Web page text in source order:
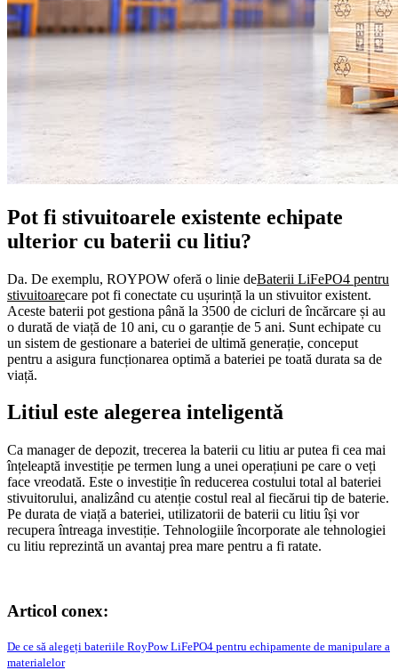
Pot fi stivuitoarele existente echipate
ulterior cu baterii cu litiu?
Da. De exemplu, ROYPOW oferă o linie deBaterii LiFePO4 pentru
stivuitoarecare pot fi conectate cu ușurință la un stivuitor existent.
Aceste baterii pot gestiona până la 3500 de cicluri de încărcare și au
o durată de viață de 10 ani, cu o garanție de 5 ani. Sunt echipate cu
un sistem de gestionare a bateriei de ultimă generație, conceput
pentru a asigura funcționarea optimă a bateriei pe toată durata sa de
viață.
Litiul este alegerea inteligentă
Ca manager de depozit, trecerea la baterii cu litiu ar putea fi cea mai
înțeleaptă investiție pe termen lung a unei operațiuni pe care o veți
face vreodată. Este o investiție în reducerea costului total al bateriei
stivuitorului, analizând cu atenție costul real al fiecărui tip de baterie.
Pe durata de viață a bateriei, utilizatorii de baterii cu litiu își vor
recupera întreaga investiție. Tehnologiile încorporate ale tehnologiei
cu litiu reprezintă un avantaj prea mare pentru a fi ratate.
Articol conex:
De ce să alegeți bateriile RoyPow LiFePO4 pentru echipamente de manipulare a
materialelor